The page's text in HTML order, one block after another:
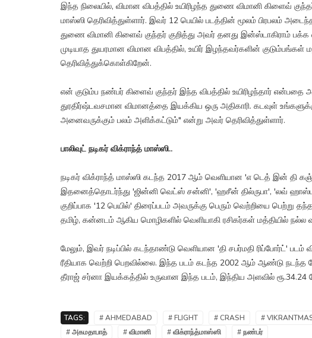
இந்த நிலையில், விமான விபத்தில் உயிரிழந்த துணை விமானி கிளைவ்
மாஸ்ஸி தெரிவித்துள்ளார். இவர் 12 பெயில் படத்தின் மூலம் பிரபலம்
துணை விமானி கிளைவ் குந்தர் குறித்து அவர் தனது இன்ஸ்டாகிராம்
முடியாத துயரமான விமான விபத்தில், உயிர் இழந்தவர்களின்
தெரிவித்துக்கொள்கிறேன்.
என் குடும்ப நண்பர் கிளைவ் குந்தர் இந்த விபத்தில் உயிரிழந்தார்
துரதிர்ஷ்டவசமான விமானத்தை இயக்கிய ஒரு அதிகாரி. கடவுள்
அனைவருக்கும் பலம் அளிக்கட்டும்" என்று அவர் தெரிவித்துள்ளார்.
பாலிவுட் நடிகர் விக்ராந்த் மாஸ்ஸி..
நடிகர் விக்ராந்த் மாஸ்ஸி கடந்த 2017 ஆம் வெளியான 'எ டெத் இன் தி
இதனைத்தொடர்ந்து 'ஜின்னி வெட்ஸ் சன்னி', 'ஹசீன் தில்ருபா', 'லவ் ஹாஸ்டல்',
குறிப்பாக '12 பெயில்' திரைப்படம் அவருக்கு பெரும் வெற்றியை
தமிழ், கன்னடம் ஆகிய மொழிகளில் வெளியாகி ரசிகர்கள் மத்தியில் நல்ல
மேலும், இவர் நடிப்பில் கடந்தாண்டு வெளியான 'தி சபர்மதி ரிப்போர்ட்'
ரீதியாக வெற்றி பெறவில்லை. இந்த படம் கடந்த 2002 ஆம் ஆண்டு நடந்த
தீராஜ் சர்னா இயக்கத்தில் உருவான இந்த படம், இந்திய அளவில் ரூ.34.24
TAGS: # AHMEDABAD # FLIGHT # CRASH #
# அகமதாபாத்
# விமானி # விக்ராந்த்மாஸ்ஸி # நண்பர்